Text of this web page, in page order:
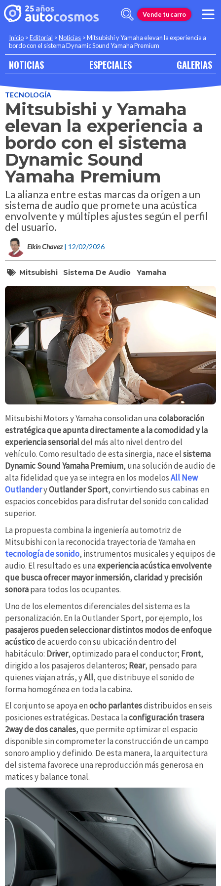
Vende tu carro
Inicio >Editorial >Noticias >Mitsubishi y Yamaha elevan la experiencia a
bordo con el sistema Dynamic Sound Yamaha Premium
NOTICIAS ESPECIALES GALERIAS
TECNOLOGÍA
Mitsubishi y Yamaha
elevan la experiencia a
bordo con el sistema
Dynamic Sound
Yamaha Premium
La alianza entre estas marcas da origen a un
sistema de audio que promete una acústica
envolvente y múltiples ajustes según el perfil
del usuario.
Elkin Chavez | 12/02/2026
Mitsubishi Sistema De Audio Yamaha
Mitsubishi Motors y Yamaha consolidan unacolaboración
estratégica que apunta directamente a la comodidad y la
experiencia sensorialdel más alto nivel dentro del
vehículo. Como resultado de esta sinergia, nace elsistema
Dynamic Sound Yamaha Premium, una solución de audio de
alta fidelidad que ya se integra en los modelosAll New
OutlanderyOutlander Sport, convirtiendo sus cabinas en
espacios concebidos para disfrutar del sonido con calidad
superior.
La propuesta combina la ingeniería automotriz de
Mitsubishi con la reconocida trayectoria de Yamaha en
tecnología de sonido, instrumentos musicales y equipos de
audio. El resultado es unaexperiencia acústica envolvente
que busca ofrecer mayor inmersión, claridad y precisión
sonorapara todos los ocupantes.
Uno de los elementos diferenciales del sistema es la
personalización. En la Outlander Sport, por ejemplo, los
pasajeros pueden seleccionar distintos modos de enfoque
acústicode acuerdo con su ubicación dentro del
habitáculo: Driver, optimizado para el conductor; Front,
dirigido a los pasajeros delanteros; Rear, pensado para
quienes viajan atrás, yAll, que distribuye el sonido de
forma homogénea en toda la cabina.
El conjunto se apoya enocho parlantesdistribuidos en seis
posiciones estratégicas. Destaca laconfiguración trasera
2way de dos canales, que permite optimizar el espacio
disponible sin comprometer la construcción de un campo
sonoro amplio y definido. De esta manera, la arquitectura
del sistema favorece una reproducción más generosa en
matices y balance tonal.